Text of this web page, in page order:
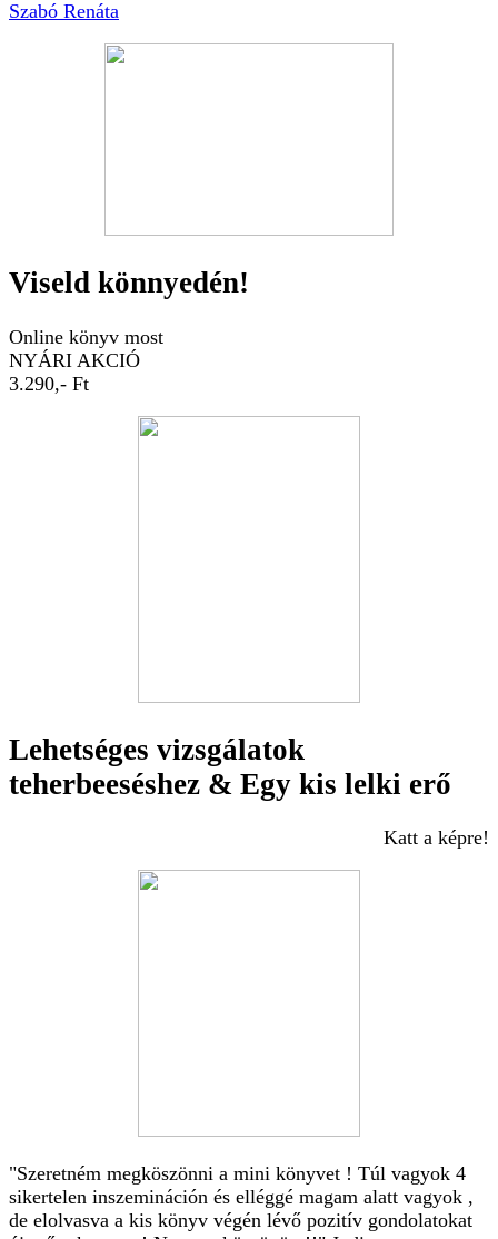
Szabó Renáta
Viseld könnyedén!
Online könyv most
NYÁRI AKCIÓ
3.290,- Ft
Lehetséges vizsgálatok
teherbeeséshez & Egy kis lelki erő
Katt a képre!
"Szeretném megköszönni a mini könyvet ! Túl vagyok 4
sikertelen inszemináción és elléggé magam alatt vagyok ,
de elolvasva a kis könyv végén lévő pozitív gondolatokat